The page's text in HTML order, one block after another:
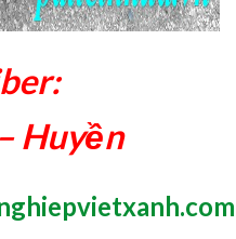
Huyền